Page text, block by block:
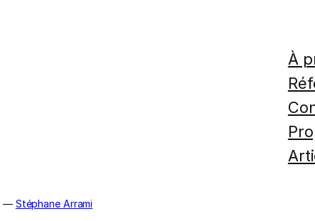
À
— Stéphane Arrami